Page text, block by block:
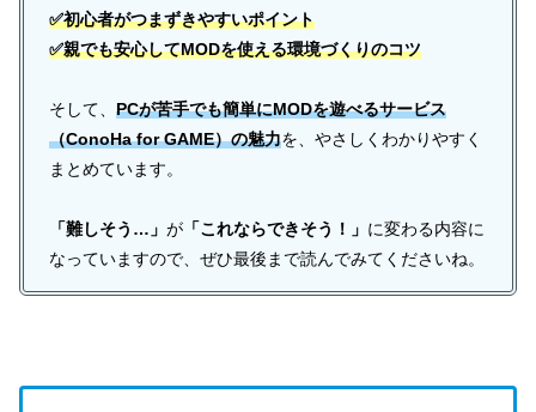
✅初心者がつまずきやすいポイント
✅親でも安心してMODを使える環境づくりのコツ
そして、 PCが苦手でも簡単にMODを遊べるサービス
（ConoHa for GAME）の魅力を、やさしくわかりやすく
まとめています。
「難しそう…」 が 「これならできそう！」 に変わる内容に
なっていますので、ぜひ最後まで読んでみてくださいね。